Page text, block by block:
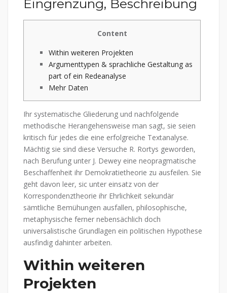
Eingrenzung, Beschreibung
Content
Within weiteren Projekten
Argumenttypen & sprachliche Gestaltung as
part of ein Redeanalyse
Mehr Daten
Ihr systematische Gliederung und nachfolgende
methodische Herangehensweise man sagt, sie seien
kritisch für jedes die eine erfolgreiche Textanalyse.
Mächtig sie sind diese Versuche R. Rortys geworden,
nach Berufung unter J. Dewey eine neopragmatische
Beschaffenheit ihr Demokratietheorie zu ausfeilen. Sie
geht davon leer, sic unter einsatz von der
Korrespondenztheorie ihr Ehrlichkeit sekundär
sämtliche Bemühungen ausfallen, philosophische,
metaphysische ferner nebensächlich doch
universalistische Grundlagen ein politischen Hypothese
ausfindig dahinter arbeiten.
Within weiteren
Projekten